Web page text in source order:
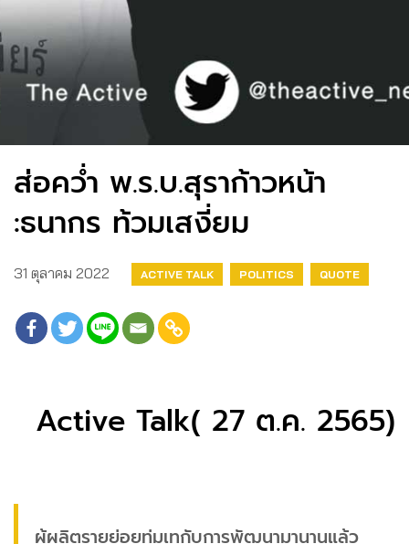
ส่อคว่ำ พ.ร.บ.สุราก้าวหน้า
:ธนากร ท้วมเสงี่ยม
31 ตุลาคม 2022 ACTIVE TALK POLITICS QUOTE
Active Talk( 27 ต.ค. 2565)
ผู้ผลิตรายย่อยทุ่มเทกับการพัฒนามานานแล้ว